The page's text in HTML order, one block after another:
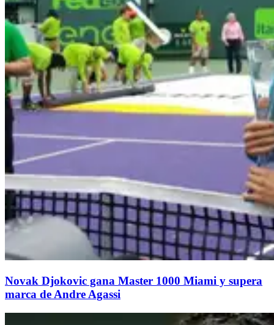
Novak Djokovic gana Master 1000 Miami y supera
marca de Andre Agassi